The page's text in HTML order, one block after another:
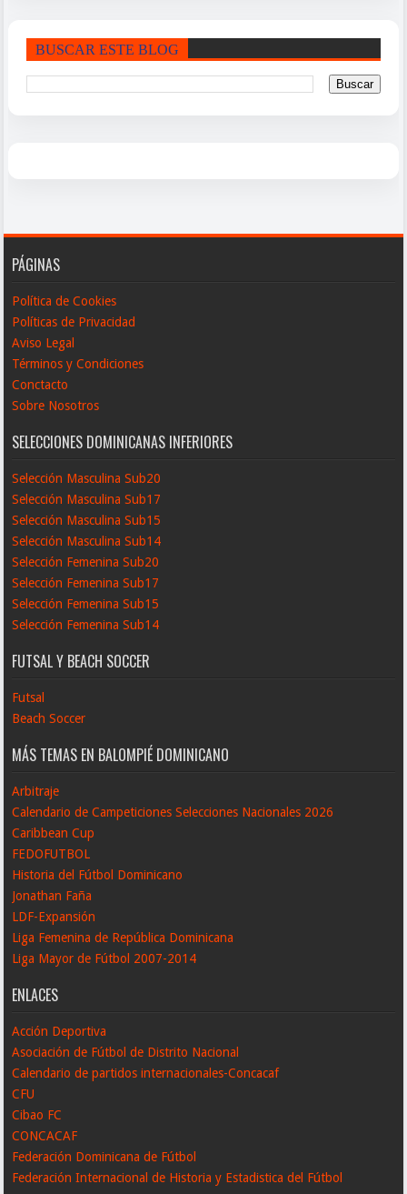
BUSCAR ESTE BLOG
PÁGINAS
Política de Cookies
Políticas de Privacidad
Aviso Legal
Términos y Condiciones
Conctacto
Sobre Nosotros
SELECCIONES DOMINICANAS INFERIORES
Selección Masculina Sub20
Selección Masculina Sub17
Selección Masculina Sub15
Selección Masculina Sub14
Selección Femenina Sub20
Selección Femenina Sub17
Selección Femenina Sub15
Selección Femenina Sub14
FUTSAL Y BEACH SOCCER
Futsal
Beach Soccer
MÁS TEMAS EN BALOMPIÉ DOMINICANO
Arbitraje
Calendario de Campeticiones Selecciones Nacionales 2026
Caribbean Cup
FEDOFUTBOL
Historia del Fútbol Dominicano
Jonathan Faña
LDF-Expansión
Liga Femenina de República Dominicana
Liga Mayor de Fútbol 2007-2014
ENLACES
Acción Deportiva
Asociación de Fútbol de Distrito Nacional
Calendario de partidos internacionales-Concacaf
CFU
Cibao FC
CONCACAF
Federación Dominicana de Fútbol
Federación Internacional de Historia y Estadistica del Fútbol